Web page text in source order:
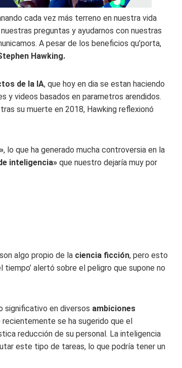
cada vez más terreno en nuestra vida
preguntas y ayudarnos con nuestras
A pesar de los beneficios qu’porta,
Hawking.
de la IA, que hoy en dia se estan haciendo
y videos basados ​​en parametros arendidos.
su muerte en 2018, Hawking reflexionó
, lo que ha generado mucha controversia en la
inteligencia» que nuestro dejaría muy por
algo propio de la ciencia ficción, pero esto
tiempo’ alertó sobre el peligro que supone no
significativo en diversos ambiciones
recientemente se ha sugerido que el
reducción de su personal. La inteligencia
este tipo de tareas, lo que podría tener un